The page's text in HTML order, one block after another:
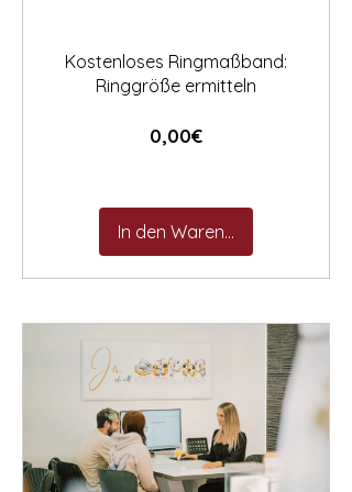
Kostenloses Ringmaßband:
Ringgröße ermitteln
0,00€Preis
In den Warenkorb